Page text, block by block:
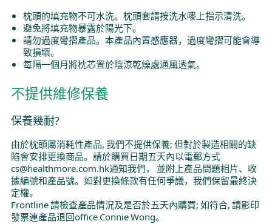
枕頭的填充物不可水洗。枕頭套請按洗水嘜上指示清洗。
避免將填充物暴露於陽光下。
請勿過度彎摺產品。本產品內置感應器，過度彎摺可能會導
致損壞。
每隔一個月將枕芯置於陰涼乾燥處通風透氣。
不提供維修保養
保養幾耐?
由於枕頭屬消耗性產品, 我們不提供保養; 但對於製造相關的缺
陷會安排更換商品。請於購買日期五天內以電郵方式
cs@healthmore.com.hk通知我們， 並附上產品問題相片、收
據編號和產品號。如對更換條款有任何爭議，我們保留最終決
定權。
Frontline 請檢查產品情況及是否於五天內購買; 如符合, 請影印
發票連產品退回office Connie Wong。